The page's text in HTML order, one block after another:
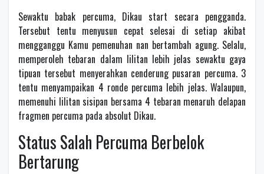
Sewaktu babak percuma, Dikau start secara pengganda.
Tersebut tentu menyusun cepat selesai di setiap akibat
mengganggu Kamu pemenuhan nan bertambah agung. Selalu,
memperoleh tebaran dalam lilitan lebih jelas sewaktu gaya
tipuan tersebut menyerahkan cenderung pusaran percuma. 3
tentu menyampaikan 4 ronde percuma lebih jelas. Walaupun,
memenuhi lilitan sisipan bersama 4 tebaran menaruh delapan
fragmen percuma pada absolut Dikau.
Status Salah Percuma Berbelok
Bertarung